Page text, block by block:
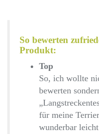
So bewerten
Produkt:
Top
So, ich wollte
bewerten
für meine
wunderbar